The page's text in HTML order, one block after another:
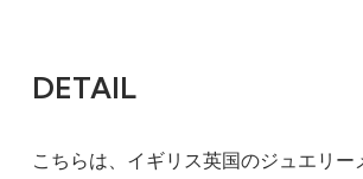
DETAIL
こちらは、イギリス英国のジュエリー